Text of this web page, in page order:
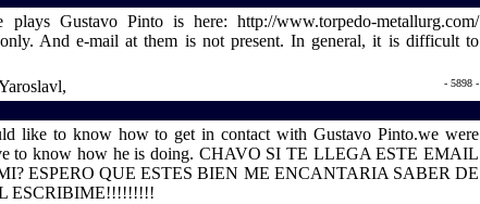
Gustavo Pinto is here: http://www.torpedo-metallurg.com/
And e-mail at them is not present. In general, it is difficult to
- 5898 -
like to know how to get in contact with Gustavo Pinto.we were
to know how he is doing. CHAVO SI TE LLEGA ESTE EMAIL
ESPERO QUE ESTES BIEN ME ENCANTARIA SABER DE
ESCRIBIME!!!!!!!!!